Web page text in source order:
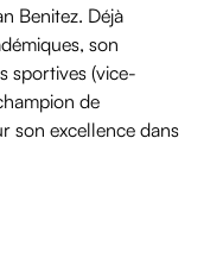
Benitez. Déjà
son
sportives (vice-
de
son excellence dans